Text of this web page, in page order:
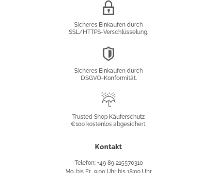
Sicheres Einkaufen durch
SSL/HTTPS-Verschlüsselung.
Sicheres Einkaufen durch
DSGVO-Konformität.
Käuferschutz
Trusted Shop Käuferschutz
€100 kostenlos abgesichert.
Kontakt
Telefon: +49 89 215570310
Mo. bis Fr., 9:00 Uhr bis 18:00 Uhr